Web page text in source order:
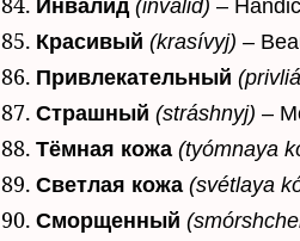
Инвалид (inválid) –
Красивый (krasívyj) –
Привлекательный
Страшный (stráshnyj) –
Тёмная кожа (tyómnaya
Светлая кожа (svétlaya
Сморщенный